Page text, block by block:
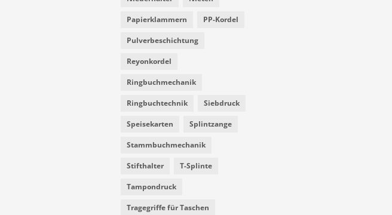
Papierklammern PP-Kordel
Pulverbeschichtung
Reyonkordel
Ringbuchmechanik
Ringbuchtechnik Siebdruck
Speisekarten Splintzange
Stammbuchmechanik
Stifthalter T-Splinte
Tampondruck
Tragegriffe für Taschen